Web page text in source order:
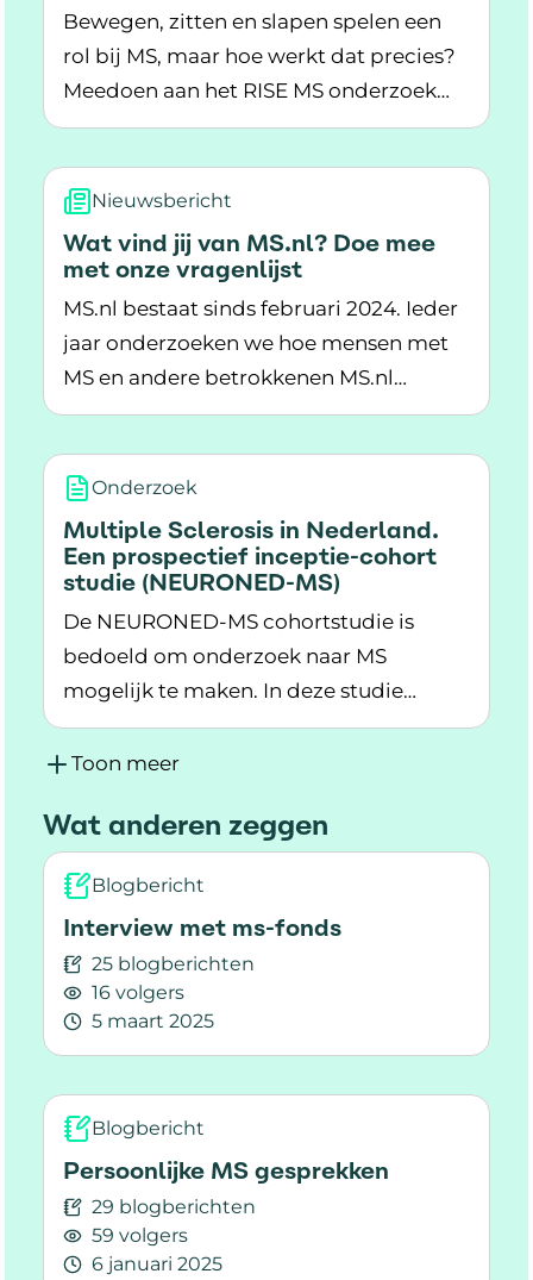
Bewegen, zitten en slapen spelen een
rol bij MS, maar hoe werkt dat precies?
Meedoen aan het RISE MS onderzoek
helpt om die vraag te beantwoorden en
Lees meer over RISE MS - Onderzoek naar
Nieuwsbericht
Wat vind jij van MS.nl? Doe mee
met onze vragenlijst
MS.nl bestaat sinds februari 2024. Ieder
jaar onderzoeken we hoe mensen met
MS en andere betrokkenen MS.nl
ervaren. De uitkomsten gebruiken we
ervoor te zorgen dat de website steeds
blijft aansluiten bij wat mensen met MS
en hun naasten nodig hebben. Vul jij
onze vragenlijst in?
Lees meer over Wat vind jij van MS.nl? Doe
Onderzoek
Multiple Sclerosis in Nederland.
Een prospectief inceptie-cohort
studie (NEURONED-MS)
De NEURONED-MS cohortstudie is
bedoeld om onderzoek naar MS
mogelijk te maken. In deze studie
worden gegevens verzameld die
gebruikt worden voor verschillende
Lees meer over Multiple Sclerosis in
Toon meer
Wat anderen zeggen
Blogbericht
Interview met ms-fonds
25 blogberichten
16 volgers
5 maart 2025
Lees meer over Interview met ms-fonds
Blogbericht
Persoonlijke MS gesprekken
29 blogberichten
59 volgers
6 januari 2025